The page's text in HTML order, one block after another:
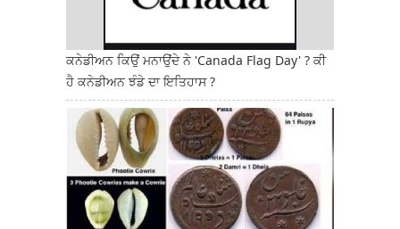
ਕਨੇਡੀਅਨ ਕਿਉਂ ਮਨਾਉਂਦੇ ਨੇ 'Canada Flag Day' ? ਕੀ
ਹੈ ਕਨੇਡੀਅਨ ਝੰਡੇ ਦਾ ਇਤਿਹਾਸ ?